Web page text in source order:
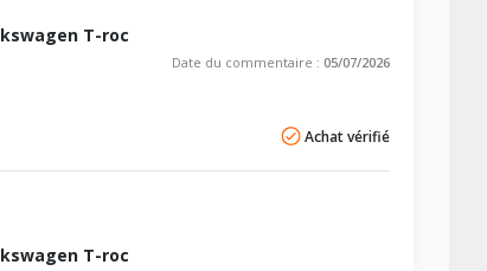
T-roc
Date du commentaire : 05/07/2026
Achat vérifié
T-roc